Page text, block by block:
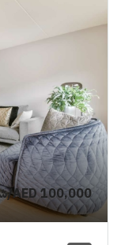
AED 100,000
/